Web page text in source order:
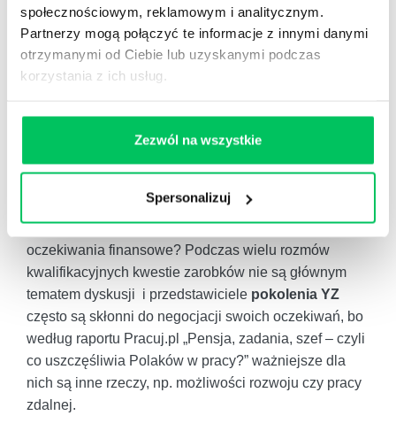
społecznościowym, reklamowym i analitycznym.
Partnerzy mogą połączyć te informacje z innymi danymi
otrzymanymi od Ciebie lub uzyskanymi podczas
korzystania z ich usług.
Zezwól na wszystkie
Spersonalizuj
Z drugiej strony, pieniądze to temat tabu w naszej
kulturze. Często nie wiemy, ile zarabiają członkowie
naszej rodziny czy bliscy znajomi, w większości firm
pracę bardzo rzadko pojawiają się widełki płacowe.
możemy oczekiwać, że osoby o niedużym
doświadczeniu zawodowym miałyby mieć realistyczne
oczekiwania finansowe? Podczas wielu rozmów
kwalifikacyjnych kwestie zarobków nie są głównym
tematem dyskusji i przedstawiciele pokolenia YZ
często są skłonni do negocjacji swoich oczekiwań, bo
według raportu Pracuj.pl „Pensja, zadania, szef – czyli
co uszczęśliwia Polaków w pracy?” ważniejsze dla
nich są inne rzeczy, np. możliwości rozwoju czy pracy
zdalnej.